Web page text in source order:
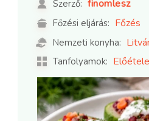
Szerző: finomlesz
Főzési eljárás: Főzés
Nemzeti konyha:
Tanfolyamok: